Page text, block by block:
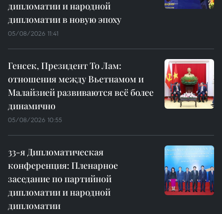
дипломатии и народной
дипломатии в новую эпоху
05/08/2026 11:41
Генсек, Президент То Лам:
отношения между Вьетнамом и
Малайзией развиваются всё более
динамично
05/08/2026 10:55
33-я Дипломатическая
конференция: Пленарное
заседание по партийной
дипломатии и народной
дипломатии